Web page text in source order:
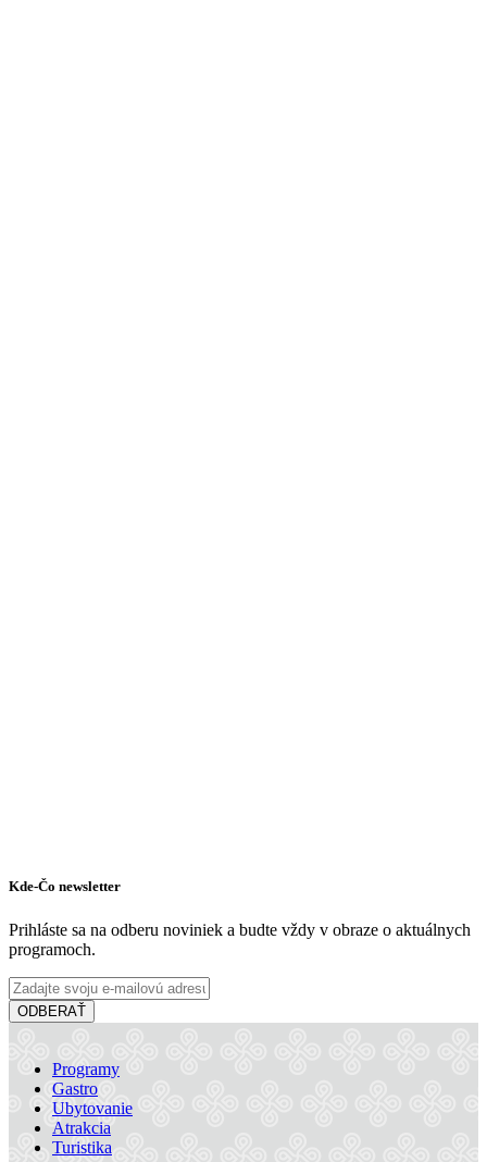
Kde-Čo newsletter
Prihláste sa na odberu noviniek a budte vždy v obraze o aktuálnych
programoch.
ODBERAŤ
Programy
Gastro
Ubytovanie
Atrakcia
Turistika